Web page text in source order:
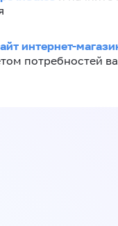
интернет-
потребностей